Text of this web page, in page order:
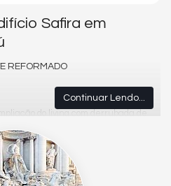
Safira em
REFORMADO
do living com derrubada de
2 dormitórios, sendo uma suíte,
úteis. 01 vaga rotativa. Prédio
conservação e sem elevador,
R$ 614,00 mensal, IPTU R$
Continuar Lendo...